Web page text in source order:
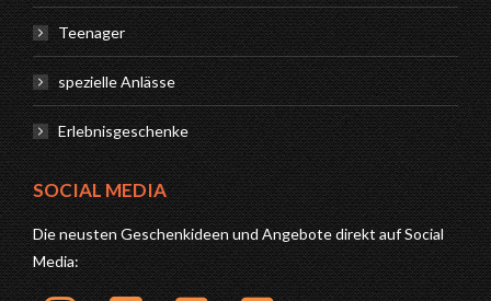
Teenager
spezielle Anlässe
Erlebnisgeschenke
SOCIAL MEDIA
Die neusten Geschenkideen und Angebote direkt auf Social
Media: